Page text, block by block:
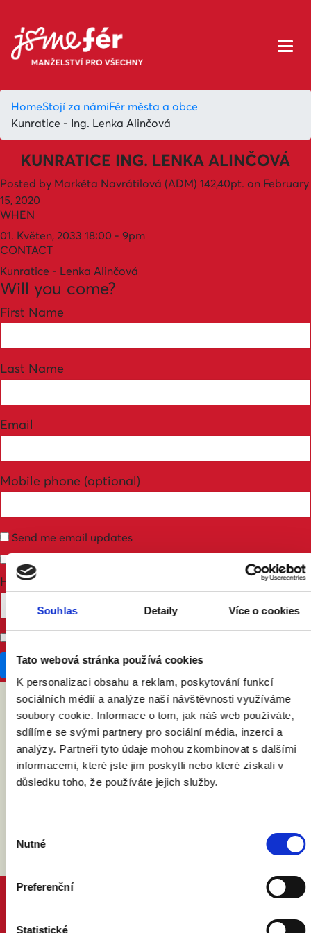
Souhlas Detaily Více o cookies
Tato webová stránka používá cookies
K personalizaci obsahu a reklam, poskytování funkcí
sociálních médií a analýze naší návštěvnosti využíváme
soubory cookie. Informace o tom, jak náš web používáte,
sdílíme se svými partnery pro sociální média, inzerci a
analýzy. Partneři tyto údaje mohou zkombinovat s dalšími
informacemi, které jste jim poskytli nebo které získali v
důsledku toho, že používáte jejich služby.
souhlasu
Nutné
Preferenční
Statistické
HomeStojí za námiFér města a obce
Kunratice - Ing. Lenka Alinčová
KUNRATICE ING. LENKA ALINČOVÁ
Posted by Markéta Navrátilová (ADM) 142,40pt. on February
15, 2020
WHEN
01. Květen, 2033 18:00 - 9pm
CONTACT
Kunratice - Lenka Alinčová
Will you come?
First Name
Last Name
Email
Mobile phone (optional)
Send me email updates
How many other people are you bringing?
ABY VÁM O MANŽELSTVÍ NIC
NEUNIKLO